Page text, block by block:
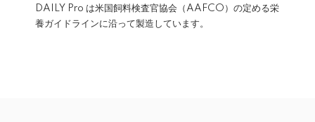
DAILY Pro は米国飼料検査官協会（AAFCO）の定める栄
養ガイドラインに沿って製造しています。